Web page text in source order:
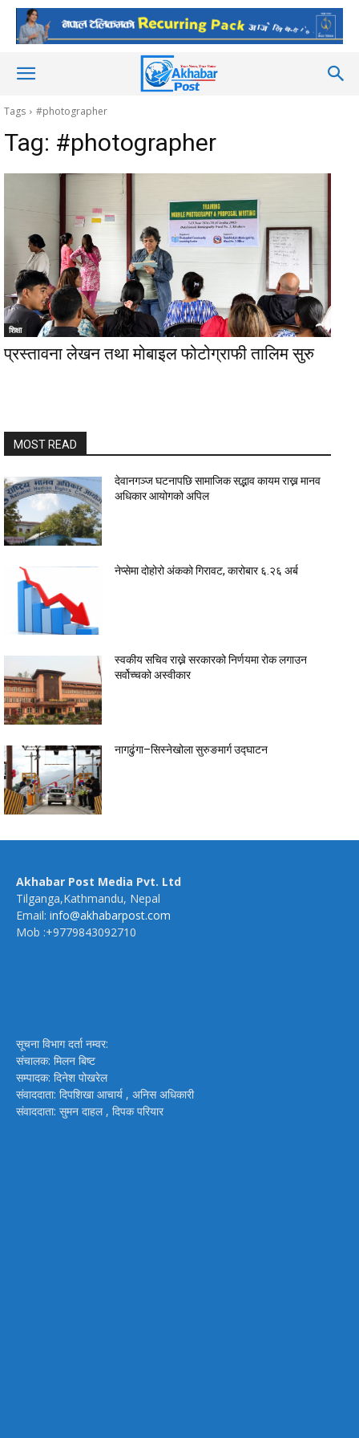
Tags #photographer
Tag: #photographer
शिक्षा
प्रस्तावना लेखन तथा मोबाइल फोटोग्राफी तालिम सुरु
MOST READ
देवानगञ्ज घटनापछि सामाजिक सद्भाव कायम राख्न मानव
अधिकार आयोगको अपिल
नेप्सेमा दोहोरो अंकको गिरावट, कारोबार ६.२६ अर्ब
स्वकीय सचिव राख्ने सरकारको निर्णयमा रोक लगाउन
सर्वोच्चको अस्वीकार
नागढुंगा–सिस्नेखोला सुरुङमार्ग उद्घाटन
Akhabar Post Media Pvt. Ltd
Tilganga,Kathmandu, Nepal
Email: info@akhabarpost.com
Mob :+9779843092710
सूचना विभाग दर्ता नम्वर:
संचालक: मिलन बिष्ट
सम्पादक: दिनेश पोखरेल
संवाददाता: दिपशिखा आचार्य , अनिस अधिकारी
संवाददाता: सुमन दाहल , दिपक परियार